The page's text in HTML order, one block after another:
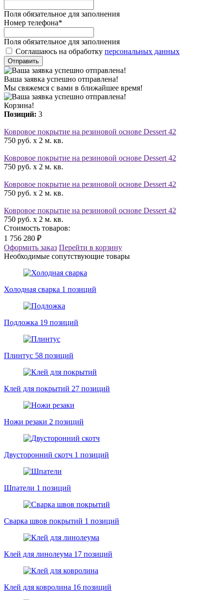
Поля обязательное для заполнения
Номер телефона*
Поля обязательное для заполнения
Соглашаюсь на обработку персональных данных
Отправить
Ваша заявка успешно отправлена!
Мы свяжемся с вами в ближайшее время!
Корзина!
Позиций: 3
Ковровое покрытие на резиновой основе Dessert 42
750 руб. x 2 м. кв.
Ковровое покрытие на резиновой основе Dessert 42
750 руб. x 2 м. кв.
Ковровое покрытие на резиновой основе Dessert 42
750 руб. x 2 м. кв.
Ковровое покрытие на резиновой основе Dessert 42
750 руб. x 2 м. кв.
Стоимость товаров:
1 756 280 ₽
Оформить заказ Перейти в корзину
Необходимые сопутствующие товары
Холодная сварка 1 позиций
Подложка 19 позиций
Плинтус 58 позиций
Клей для покрытий 27 позиций
Ножи резаки 2 позиций
Двусторонний скотч 1 позиций
Шпатели 1 позиций
Сварка швов покрытий 1 позиций
Клей для линолеума 17 позиций
Клей для ковролина 16 позиций